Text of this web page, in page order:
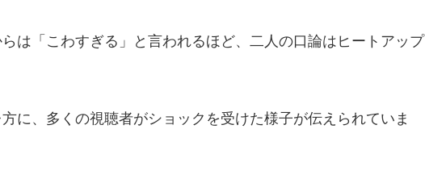
は「こわすぎる」と言われるほど、二人の口論はヒートアップ
に、多くの視聴者がショックを受けた様子が伝えられていま